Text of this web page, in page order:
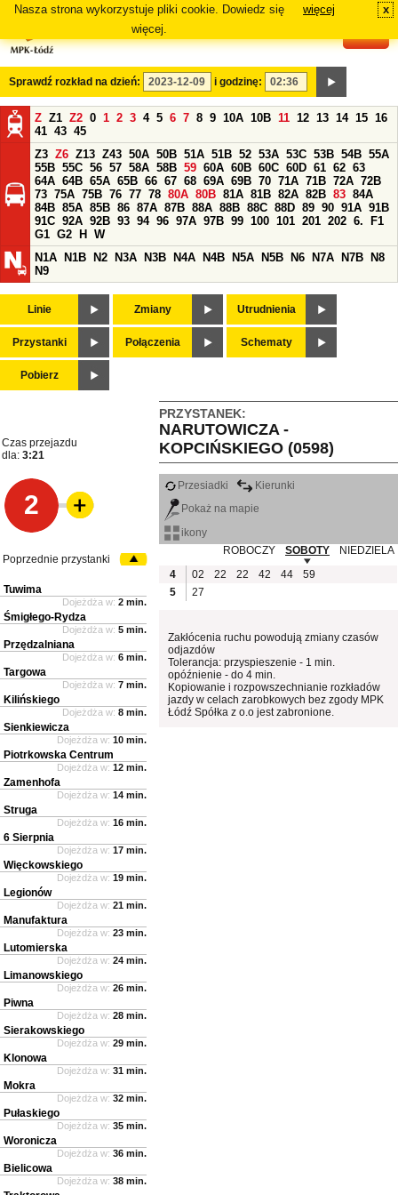
Nasza strona wykorzystuje pliki cookie. Dowiedz się
więcej.
więcej x
Sprawdź rozkład na dzień: i godzinę:
Z Z1 Z2 0 1 2 3 4 5 6 7 8 9 10A 10B 11 12 13 14 15 16
41 43 45
Z3 Z6 Z13 Z43 50A 50B 51A 51B 52 53A 53C 53B 54B 55A
55B 55C 56 57 58A 58B 59 60A 60B 60C 60D 61 62 63
64A 64B 65A 65B 66 67 68 69A 69B 70 71A 71B 72A 72B
73 75A 75B 76 77 78 80A 80B 81A 81B 82A 82B 83 84A
84B 85A 85B 86 87A 87B 88A 88B 88C 88D 89 90 91A 91B
91C 92A 92B 93 94 96 97A 97B 99 100 101 201 202 6.
F1
G1 G2 H
W
N1A
N1B N2 N3A N3B N4A N4B N5A N5B N6 N7A N7B
N8
N9
Linie Zmiany Utrudnienia
Przystanki Połączenia Schematy
Pobierz
PRZYSTANEK:
NARUTOWICZA -
KOPCIŃSKIEGO (0598)
Czas przejazdu
dla: 3:21
2
Przesiadki
Kierunki
Pokaż na mapie
ikony
ROBOCZY
SOBOTY
NIEDZIELA
4
02 22 22 42 44
59
5
27
Zakłócenia ruchu powodują zmiany czasów
odjazdów
Tolerancja: przyspieszenie - 1 min.
opóźnienie - do 4 min.
Kopiowanie i rozpowszechnianie rozkładów
jazdy w celach zarobkowych bez zgody MPK
Łódź Spółka z o.o jest zabronione.
Poprzednie przystanki
Tuwima
Dojeżdża w: 2 min.
Śmigłego-Rydza
Dojeżdża w: 5 min.
Przędzalniana
Dojeżdża w: 6 min.
Targowa
Dojeżdża w: 7 min.
Kilińskiego
Dojeżdża w: 8 min.
Sienkiewicza
Dojeżdża w: 10 min.
Piotrkowska Centrum
Dojeżdża w: 12 min.
Zamenhofa
Dojeżdża w: 14 min.
Struga
Dojeżdża w: 16 min.
6 Sierpnia
Dojeżdża w: 17 min.
Więckowskiego
Dojeżdża w: 19 min.
Legionów
Dojeżdża w: 21 min.
Manufaktura
Dojeżdża w: 23 min.
Lutomierska
Dojeżdża w: 24 min.
Limanowskiego
Dojeżdża w: 26 min.
Piwna
Dojeżdża w: 28 min.
Sierakowskiego
Dojeżdża w: 29 min.
Klonowa
Dojeżdża w: 31 min.
Mokra
Dojeżdża w: 32 min.
Pułaskiego
Dojeżdża w: 35 min.
Woronicza
Dojeżdża w: 36 min.
Bielicowa
Dojeżdża w: 38 min.